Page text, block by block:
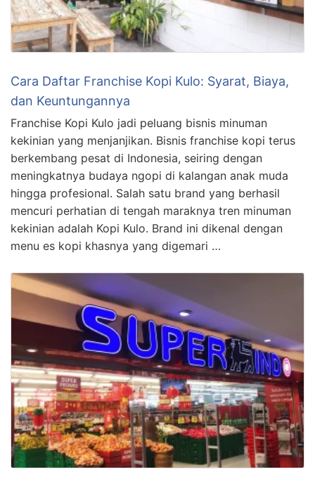
Cara Daftar Franchise Kopi Kulo: Syarat, Biaya,
dan Keuntungannya
Franchise Kopi Kulo jadi peluang bisnis minuman
kekinian yang menjanjikan. Bisnis franchise kopi terus
berkembang pesat di Indonesia, seiring dengan
meningkatnya budaya ngopi di kalangan anak muda
hingga profesional. Salah satu brand yang berhasil
mencuri perhatian di tengah maraknya tren minuman
kekinian adalah Kopi Kulo. Brand ini dikenal dengan
menu es kopi khasnya yang digemari …